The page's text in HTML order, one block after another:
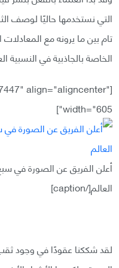
التي نستخدمها حاليًا لوصف
تام بين ما يرونه مع
الخاصة بالجاذبية في النسبية
align="aligncenter"
width="605"]
أعلن الفريق عن الصورة في
العالم[/caption]
لقد شككنا عقودًا في وجود